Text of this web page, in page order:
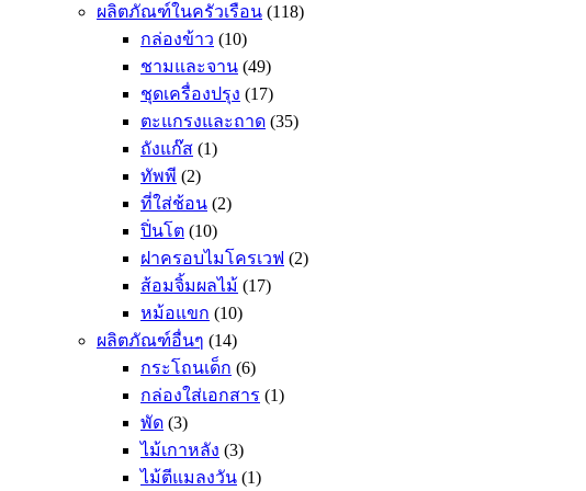
ผลิตภัณฑ์ในครัวเรือน (118)
กล่องข้าว (10)
ชามและจาน (49)
ชุดเครื่องปรุง (17)
ตะแกรงและถาด (35)
ถังแก๊ส (1)
ทัพพี (2)
ที่ใส่ช้อน (2)
ปิ่นโต (10)
ฝาครอบไมโครเวฟ (2)
ส้อมจิ้มผลไม้ (17)
หม้อแขก (10)
ผลิตภัณฑ์อื่นๆ (14)
กระโถนเด็ก (6)
กล่องใส่เอกสาร (1)
พัด (3)
ไม้เกาหลัง (3)
ไม้ตีแมลงวัน (1)